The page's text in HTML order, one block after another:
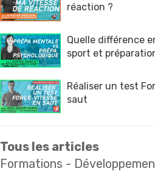
réaction ?
Quelle différence
sport et
Réaliser un test
saut
Tous les articles
Formations -